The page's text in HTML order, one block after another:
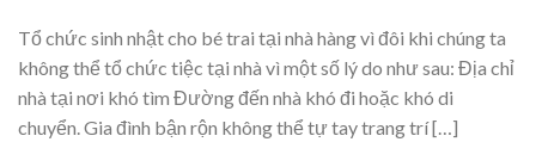
Tổ chức sinh nhật cho bé trai tại nhà hàng vì đôi khi chúng ta
không thể tổ chức tiệc tại nhà vì một số lý do như sau: Địa chỉ
nhà tại nơi khó tìm Đường đến nhà khó đi hoặc khó di
chuyển. Gia đình bận rộn không thể tự tay trang trí […]